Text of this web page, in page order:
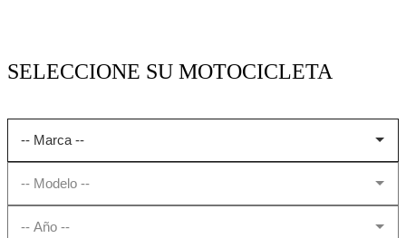
SELECCIONE SU MOTOCICLETA